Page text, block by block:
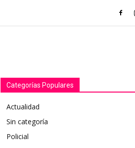
Categorías Populares
Actualidad
Sin categoría
Policial